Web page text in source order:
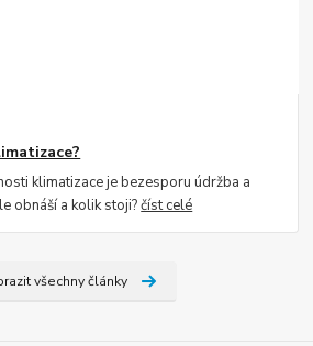
klimatizace je bezesporu údržba a
obnáší a kolik stoji?číst celé
všechny články